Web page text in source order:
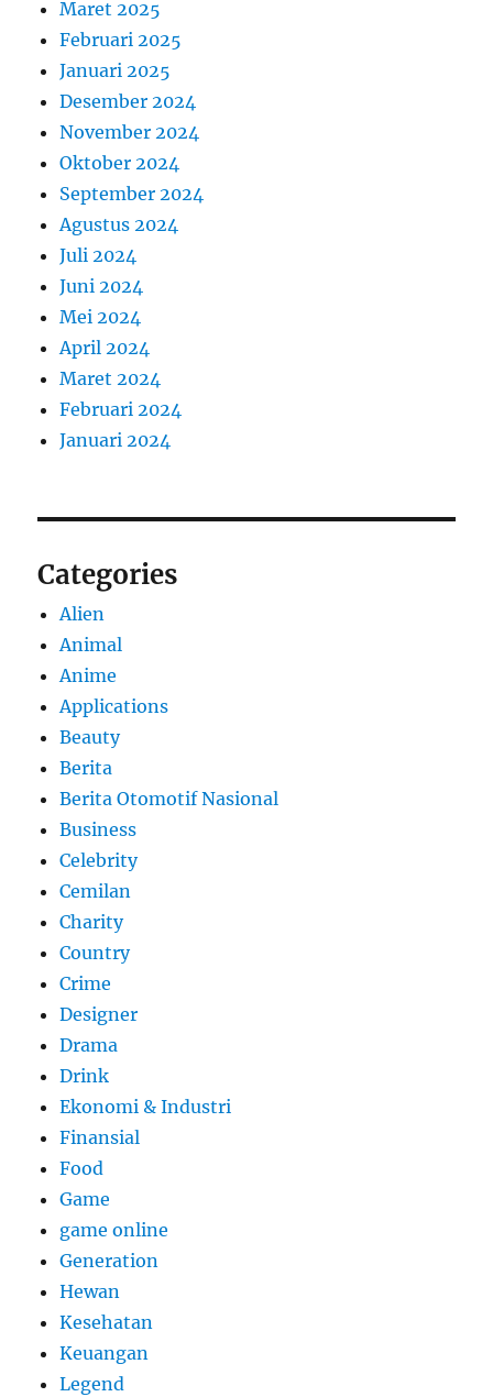
Maret 2025
Februari 2025
Januari 2025
Desember 2024
November 2024
Oktober 2024
September 2024
Agustus 2024
Juli 2024
Juni 2024
Mei 2024
April 2024
Maret 2024
Februari 2024
Januari 2024
Categories
Alien
Animal
Anime
Applications
Beauty
Berita
Berita Otomotif Nasional
Business
Celebrity
Cemilan
Charity
Country
Crime
Designer
Drama
Drink
Ekonomi & Industri
Finansial
Food
Game
game online
Generation
Hewan
Kesehatan
Keuangan
Legend